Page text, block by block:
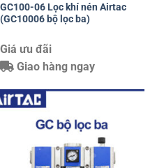
GC100-06 Lọc khí nén Airtac
(GC10006 bộ lọc ba)
Giá ưu đãi
Giao hàng ngay